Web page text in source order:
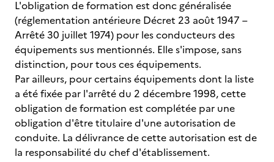
L'obligation de formation est donc généralisée
(réglementation antérieure Décret 23 août 1947 –
Arrêté 30 juillet 1974) pour les conducteurs des
équipements sus mentionnés. Elle s'impose, sans
distinction, pour tous ces équipements.
Par ailleurs, pour certains équipements dont la liste
a été fixée par l'arrêté du 2 décembre 1998, cette
obligation de formation est complétée par une
obligation d'être titulaire d'une autorisation de
conduite. La délivrance de cette autorisation est de
la responsabilité du chef d'établissement.